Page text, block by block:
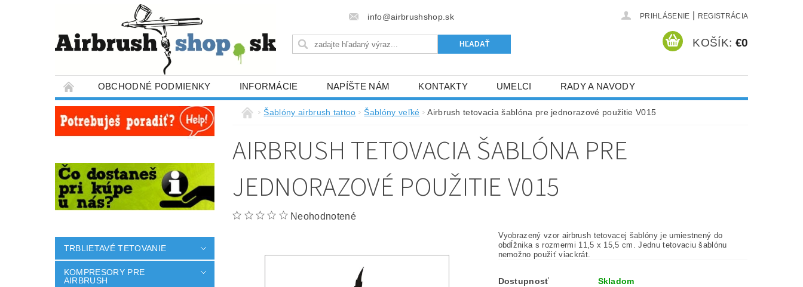
info@airbrushshop.sk PRIHLÁSENIE REGISTRÁCIA
KOŠÍK: €0
OBCHODNÉ PODMIENKY INFORMÁCIE NAPÍŠTE NÁM KONTAKTY UMELCI RADY A NAVODY
TRBLIETAVÉ TETOVANIE
KOMPRESORY PRE
AIRBRUSH
Šablóny airbrush tattoo Šablóny veľké Airbrush tetovacia šablóna pre jednorazové použitie V015
AIRBRUSH TETOVACIA ŠABLÓNA PRE
JEDNORAZOVÉ POUŽITIE V015
Neohodnotené
Vyobrazený vzor airbrush tetovacej šablóny je umiestnený do
obdĺžnika s rozmermi 11,5 x 15,5 cm. Jednu tetovaciu šablónu
nemožno použiť viackrát.
Dostupnosť
Skladom